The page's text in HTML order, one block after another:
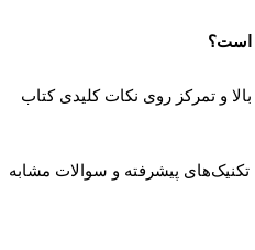
است؟
و تمرکز روی نکات کلیدی کتاب
پیشرفته و سوالات مشابه